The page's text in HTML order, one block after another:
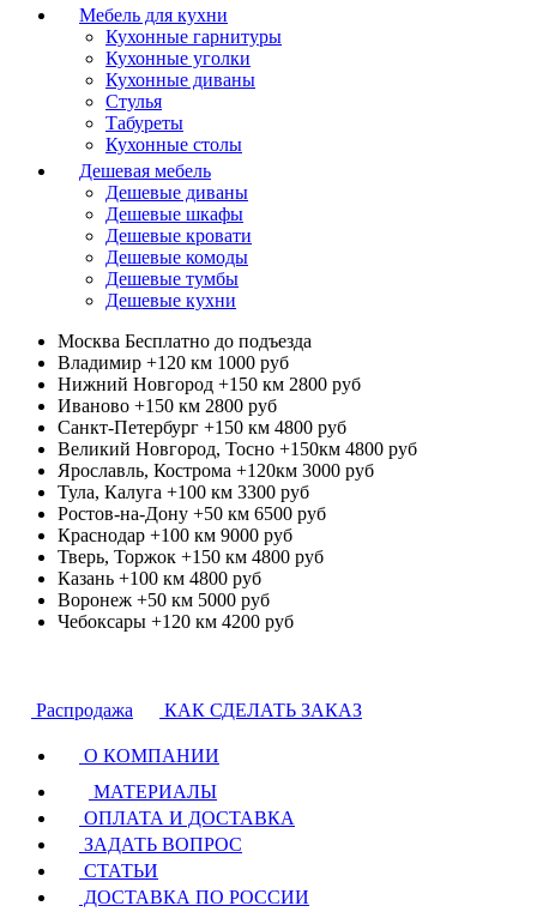
Мебель для кухни
Кухонные гарнитуры
Кухонные уголки
Кухонные диваны
Стулья
Табуреты
Кухонные столы
Дешевая мебель
Дешевые диваны
Дешевые шкафы
Дешевые кровати
Дешевые комоды
Дешевые тумбы
Дешевые кухни
Москва Бесплатно до подъезда
Владимир +120 км 1000 руб
Нижний Новгород +150 км 2800 руб
Иваново +150 км 2800 руб
Санкт-Петербург +150 км 4800 руб
Великий Новгород, Тосно +150км 4800 руб
Ярославль, Кострома +120км 3000 руб
Тула, Калуга +100 км 3300 руб
Ростов-на-Дону +50 км 6500 руб
Краснодар +100 км 9000 руб
Тверь, Торжок +150 км 4800 руб
Казань +100 км 4800 руб
Воронеж +50 км 5000 руб
Чебоксары +120 км 4200 руб
Распродажа КАК СДЕЛАТЬ ЗАКАЗ
О КОМПАНИИ
МАТЕРИАЛЫ
ОПЛАТА И ДОСТАВКА
ЗАДАТЬ ВОПРОС
СТАТЬИ
ДОСТАВКА ПО РОССИИ